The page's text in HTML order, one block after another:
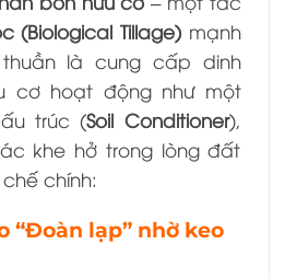
(Biological Tillage)mạnh
là cung cấp dinh
cơ hoạt động như một
trúc (Soil Conditioner),
khe hở trong lòng đất
chính:
“Đoàn lạp” nhờ keo